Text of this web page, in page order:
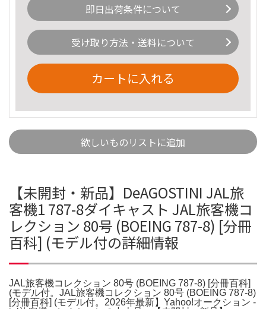
即日出荷条件について
受け取り方法・送料について
カートに入れる
欲しいものリストに追加
【未開封・新品】DeAGOSTINI JAL旅
客機1 787-8ダイキャスト JAL旅客機コ
レクション 80号 (BOEING 787-8) [分冊
百科] (モデル付の詳細情報
JAL旅客機コレクション 80号 (BOEING 787-8) [分冊百科]
(モデル付。JAL旅客機コレクション 80号 (BOEING 787-8)
[分冊百科] (モデル付。2026年最新】Yahoo!オークション -